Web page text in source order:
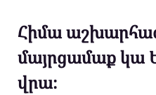
Հիմա
մայրցամաք կա
վրա։